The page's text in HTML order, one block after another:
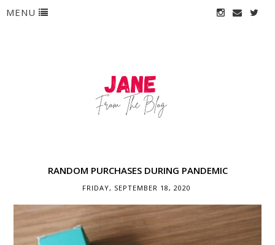
MENU
RANDOM PURCHASES DURING PANDEMIC
FRIDAY, SEPTEMBER 18, 2020